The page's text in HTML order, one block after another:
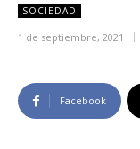
SOCIEDAD
1 de septiembre, 2021
Facebook